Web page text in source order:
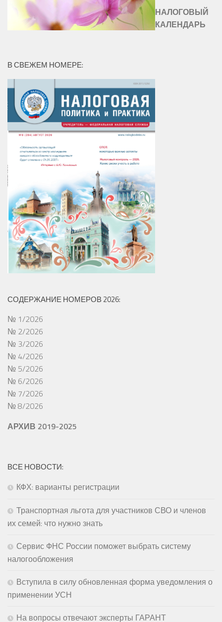
НАЛОГОВЫЙ
КАЛЕНДАРЬ
В СВЕЖЕМ НОМЕРЕ:
СОДЕРЖАНИЕ НОМЕРОВ 2026:
№ 1/2026
№ 2/2026
№ 3/2026
№ 4/2026
№ 5/2026
№ 6/2026
№ 7/2026
№ 8/2026
АРХИВ 2019-2025
ВСЕ НОВОСТИ:
КФХ: варианты регистрации
Транспортная льгота для участников СВО и членов
их семей: что нужно знать
Сервис ФНС России поможет выбрать систему
налогообложения
Вступила в силу обновленная форма уведомления о
применении УСН
На вопросы отвечают эксперты ГАРАНТ